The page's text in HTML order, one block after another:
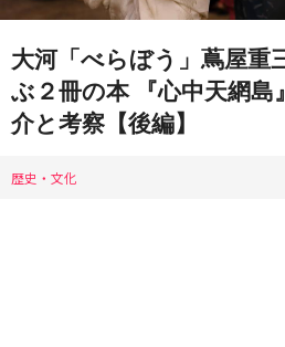
大河「べらぼう」蔦屋重
ぶ２冊の本 『心中天網島
介と考察【後編】
歴史・文化